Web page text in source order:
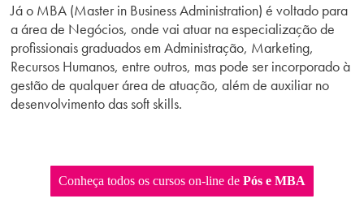
Já o MBA (Master in Business Administration) é voltado para
a área de Negócios, onde vai atuar na especialização de
profissionais graduados em Administração, Marketing,
Recursos Humanos, entre outros, mas pode ser incorporado à
gestão de qualquer área de atuação, além de auxiliar no
desenvolvimento das soft skills.
Conheça todos os cursos on-line de Pós e MBA